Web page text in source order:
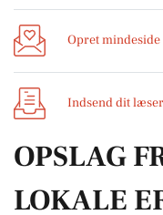
Opret mindeside
Indsend dit
OPSLAG
LOKALE